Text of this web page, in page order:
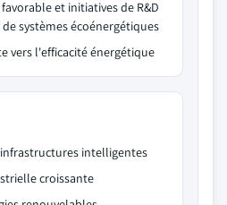
et initiatives de R&D
systèmes écoénergétiques
vers l'efficacité énergétique
intelligentes
croissante